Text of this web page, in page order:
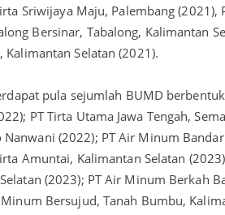
Sriwijaya Maju, Palembang (2021),
Bersinar, Tabalong, Kalimantan
Kalimantan Selatan (2021).
pula sejumlah BUMD
PT Tirta Utama Jawa Tengah,
Nanwani (2022); PT Air Minum
Amuntai, Kalimantan Selatan
(2023); PT Air Minum Berkah
Bersujud, Tanah Bumbu,